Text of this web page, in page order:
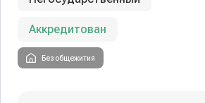
Аккредитован
Без общежития